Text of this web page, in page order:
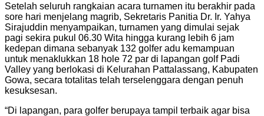
Setelah seluruh rangkaian acara turnamen itu berakhir pada
sore hari menjelang magrib, Sekretaris Panitia Dr. Ir. Yahya
Sirajuddin menyampaikan, turnamen yang dimulai sejak
pagi sekira pukul 06.30 Wita hingga kurang lebih 6 jam
kedepan dimana sebanyak 132 golfer adu kemampuan
untuk menaklukkan 18 hole 72 par di lapangan golf Padi
Valley yang berlokasi di Kelurahan Pattalassang, Kabupaten
Gowa, secara totalitas telah terselenggara dengan penuh
kesuksesan.
“Di lapangan, para golfer berupaya tampil terbaik agar bisa